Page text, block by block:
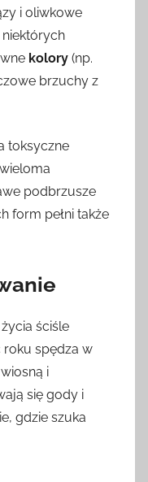
i oliwkowe
kolory (np.
brzuchy z
toksyczne
podbrzusze
form pełni także
ściśle
roku spędza w
i
się gody i
gdzie szuka